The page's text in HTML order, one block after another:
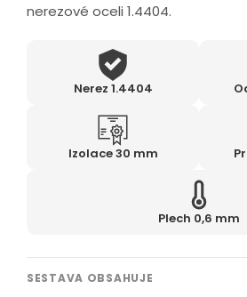
nerezové oceli 1.4404.
Nerez 1.4404
Izolace 30 mm
Plech 0,6 mm
SESTAVA OBSAHUJE